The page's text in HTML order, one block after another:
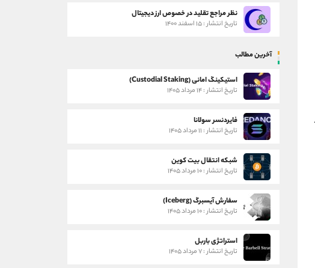
نظر مراجع تقلید در خصوص ارز دیجیتال
تاریخ انتشار : ۱۵ اسفند ۱۴۰۰
آخرین مطالب
استیکینگ امانی (Custodial Staking)
تاریخ انتشار : ۱۴ مرداد ۱۴۰۵
فایردنسر سولانا
تاریخ انتشار : ۱۱ مرداد ۱۴۰۵
شبکه انتقال بیت کوین
تاریخ انتشار : ۱۰ مرداد ۱۴۰۵
سفارش آیسبرگ (Iceberg)
تاریخ انتشار : ۱۰ مرداد ۱۴۰۵
استراتژی باربل
تاریخ انتشار : ۷ مرداد ۱۴۰۵